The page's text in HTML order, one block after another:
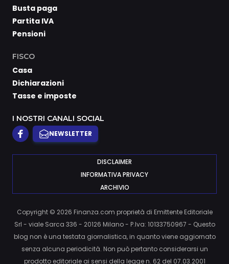
Busta paga
Partita IVA
Pensioni
FISCO
Casa
Dichiarazioni
Tasse e imposte
I NOSTRI CANALI SOCIAL
NEWSLETTER
DISCLAIMER
INFORMATIVA PRIVACY
ARCHIVIO
Copyright © 2026 Finanza.com proprietà di Emittente Editoriale
Srl - viale Sarca 336 - 20126 Milano - P.Iva: 10133750967 - Questo
blog non è una testata giornalistica, in quanto viene aggiornato
senza alcuna periodicità. Non può pertanto considerarsi un
prodotto editoriale ai sensi della legge n. 62 del 07.03.2001